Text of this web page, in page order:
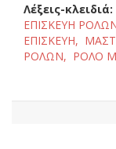
Λέξεις-κλειδιά:
ΕΠΙΣΚΕΥΗ
ΕΠΙΣΚΕΥΗ,
ΡΟΛΩΝ, ΡΟΛΟ